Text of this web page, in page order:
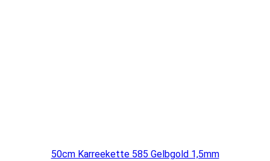
50cm Karreekette 585 Gelbgold 1,5mm